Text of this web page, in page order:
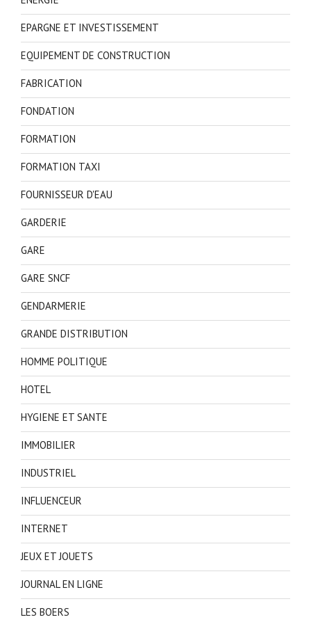
EPARGNE ET INVESTISSEMENT
EQUIPEMENT DE CONSTRUCTION
FABRICATION
FONDATION
FORMATION
FORMATION TAXI
FOURNISSEUR D'EAU
GARDERIE
GARE
GARE SNCF
GENDARMERIE
GRANDE DISTRIBUTION
HOMME POLITIQUE
HOTEL
HYGIENE ET SANTE
IMMOBILIER
INDUSTRIEL
INFLUENCEUR
INTERNET
JEUX ET JOUETS
JOURNAL EN LIGNE
LES BOERS